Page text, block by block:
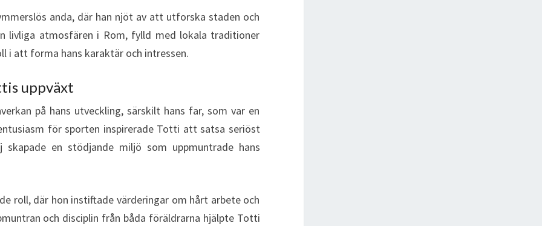
anda, där han njöt av att utforska staden och
livliga atmosfären i Rom, fylld med lokala traditioner
i att forma hans karaktär och intressen.
uppväxt
på hans utveckling, särskilt hans far, som var en
för sporten inspirerade Totti att satsa seriöst
en stödjande miljö som uppmuntrade hans
roll, där hon instiftade värderingar om hårt arbete och
och disciplin från båda föräldrarna hjälpte Totti